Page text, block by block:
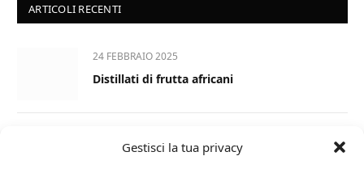
Gestisci la tua privacy
ARTICOLI RECENTI
24 FEBBRAIO 2025
Distillati di frutta africani
La Champagnerie: vini, bollicine, champagne,